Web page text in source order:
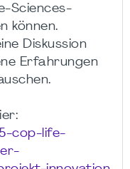
Sciences-
können.
Diskussion
Erfahrungen
cop-life-